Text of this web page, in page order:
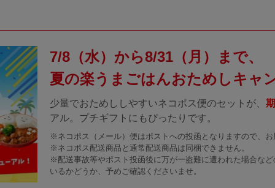
7/8（水）から8/31（月）まで、
夏の楽うまごはんおためしキャ
少量でおためししやすいネコポス便のセットが、
アル。プチギフトにもぴったりです。
※ネコポス（メール）便はポストへの投函となりますので、
※ネコポス配送商品と通常配送商品は同梱できません。
※配送事故等やポスト投函後に万が一盗難に遭われた場合な
いるかどうか、予めご確認くださいませ。